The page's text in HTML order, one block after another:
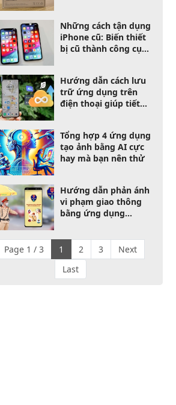
Những cách tận dụng
iPhone cũ: Biến thiết
bị cũ thành công cụ
Hướng dẫn cách lưu
trữ ứng dụng trên
điện thoại giúp tiết
Tổng hợp 4 ứng dụng
tạo ảnh bằng AI cực
hay mà bạn nên thử
Hướng dẫn phản ánh
vi phạm giao thông
bằng ứng dụng
Page 1 / 3
1 2 3
Next
Last